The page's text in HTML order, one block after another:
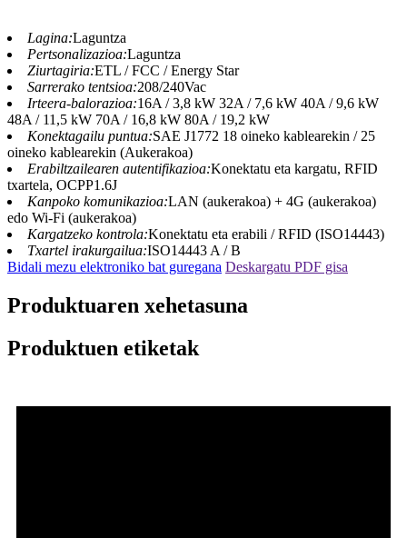
Lagina:Laguntza
Pertsonalizazioa:Laguntza
Ziurtagiria:ETL / FCC / Energy Star
Sarrerako tentsioa:208/240Vac
Irteera-balorazioa:16A / 3,8 kW 32A / 7,6 kW 40A / 9,6 kW
48A / 11,5 kW 70A / 16,8 kW 80A / 19,2 kW
Konektagailu puntua:SAE J1772 18 oineko kablearekin / 25
oineko kablearekin (Aukerakoa)
Erabiltzailearen autentifikazioa:Konektatu eta kargatu, RFID
txartela, OCPP1.6J
Kanpoko komunikazioa:LAN (aukerakoa) + 4G (aukerakoa)
edo Wi-Fi (aukerakoa)
Kargatzeko kontrola:Konektatu eta erabili / RFID (ISO14443)
Txartel irakurgailua:ISO14443 A / B
Bidali mezu elektroniko bat guregana Deskargatu PDF gisa
Produktuaren xehetasuna
Produktuen etiketak